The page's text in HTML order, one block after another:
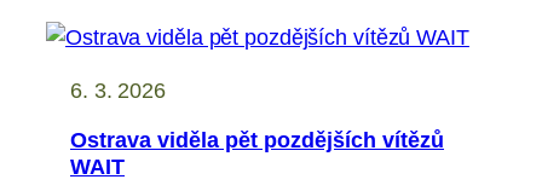
6. 3. 2026
Ostrava viděla pět pozdějších vítězů
WAIT